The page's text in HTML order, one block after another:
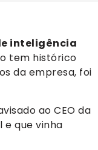
inteligência
tem histórico
da empresa, foi
ao CEO da
e que vinha